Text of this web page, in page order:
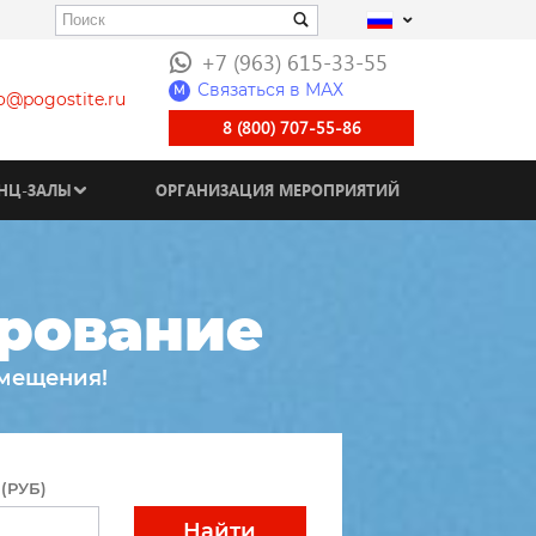
+7 (963) 615-33-55
M Связаться в МАХ
8 (800) 707-55-86
ЗАЛЫ ОРГАНИЗАЦИЯ МЕРОПРИЯТИЙ